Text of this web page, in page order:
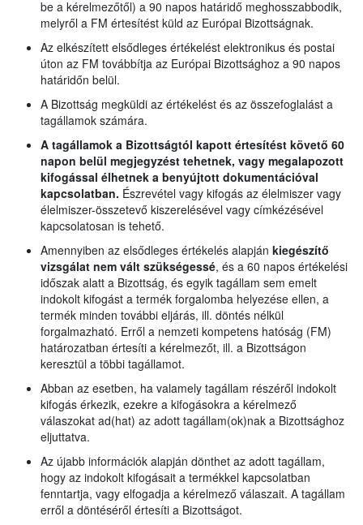
be a kérelmezőtől) a 90 napos határidő meghosszabbodik,
melyről a FM értesítést küld az Európai Bizottságnak.
Az elkészített elsődleges értékelést elektronikus és postai
úton az FM továbbítja az Európai Bizottsághoz a 90 napos
határidőn belül.
A Bizottság megküldi az értékelést és az összefoglalást a
tagállamok számára.
A tagállamok a Bizottságtól kapott értesítést követő 60
napon belül megjegyzést tehetnek, vagy megalapozott
kifogással élhetnek a benyújtott dokumentációval
kapcsolatban. Észrevétel vagy kifogás az élelmiszer vagy
élelmiszer-összetevő kiszerelésével vagy címkézésével
kapcsolatosan is tehető.
Amennyiben az elsődleges értékelés alapján kiegészítő
vizsgálat nem vált szükségessé, és a 60 napos értékelési
időszak alatt a Bizottság, és egyik tagállam sem emelt
indokolt kifogást a termék forgalomba helyezése ellen, a
termék minden további eljárás, ill. döntés nélkül
forgalmazható. Erről a nemzeti kompetens hatóság (FM)
határozatban értesíti a kérelmezőt, ill. a Bizottságon
keresztül a többi tagállamot.
Abban az esetben, ha valamely tagállam részéről indokolt
kifogás érkezik, ezekre a kifogásokra a kérelmező
válaszokat ad(hat) az adott tagállam(ok)nak a Bizottsághoz
eljuttatva.
Az újabb információk alapján dönthet az adott tagállam,
hogy az indokolt kifogásait a termékkel kapcsolatban
fenntartja, vagy elfogadja a kérelmező válaszait. A tagállam
erről a döntéséről értesíti a Bizottságot.